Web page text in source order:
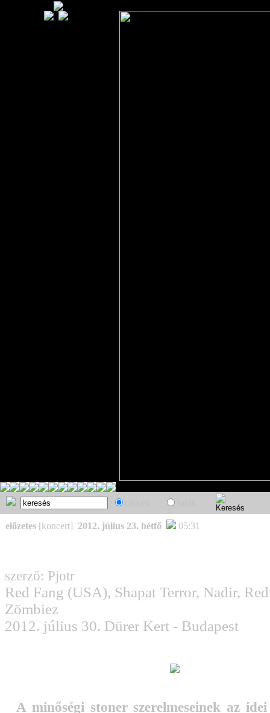
előzetes [koncert] 2012. július 23. hétfő 05:31
szerző: Pjotr
Red Fang (USA), Shapat Terror, Nadir,
Zömbiez
2012. július 30. Dürer Kert - Budapest
A minőségi stoner szerelmeseinek az